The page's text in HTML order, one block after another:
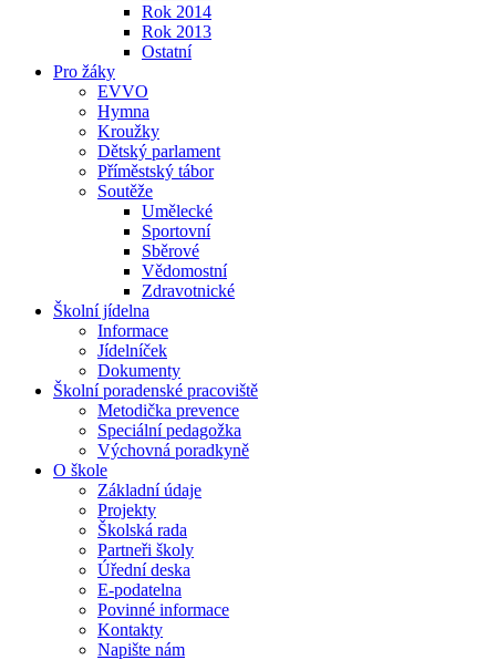
Rok 2014
Rok 2013
Ostatní
Pro žáky
EVVO
Hymna
Kroužky
Dětský parlament
Příměstský tábor
Soutěže
Umělecké
Sportovní
Sběrové
Vědomostní
Zdravotnické
Školní jídelna
Informace
Jídelníček
Dokumenty
Školní poradenské pracoviště
Metodička prevence
Speciální pedagožka
Výchovná poradkyně
O škole
Základní údaje
Projekty
Školská rada
Partneři školy
Úřední deska
E-podatelna
Povinné informace
Kontakty
Napište nám